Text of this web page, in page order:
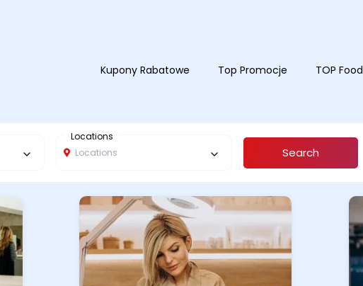
Kupony Rabatowe Top Promocje TOP Food
Locations
Locations
Search